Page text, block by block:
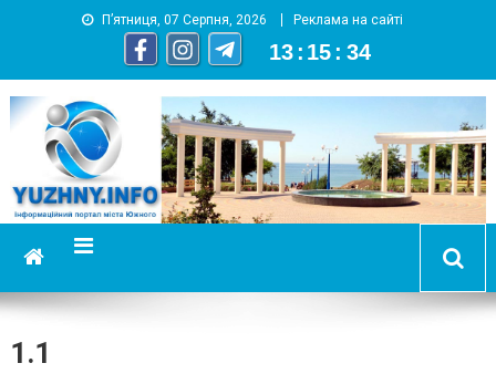
П’ятниця, 07 Серпня, 2026 Реклама на сайті
13 : 15 : 35
YUZHNY.INFO
информационный портал города Южный
1.1